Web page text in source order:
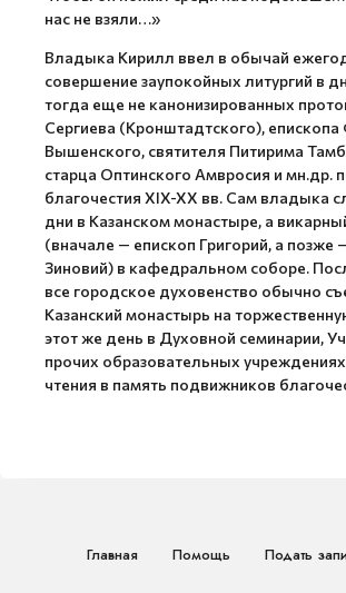
нас не взяли…»
Владыка Кирилл ввел в обычай
совершение заупокойных литургий в
тогда еще не канонизированных
Сергиева (Кронштадтского),
Вышенского, святителя Питирима
старца Оптинского Амвросия и мн.др.
благочестия XIX-XX вв. Сам владыка
дни в Казанском монастыре, а
(вначале — епископ Григорий, а позже
Зиновий) в кафедральном соборе.
все городское духовенство обычно
Казанский монастырь на
этот же день в Духовной семинарии,
прочих образовательных учреждениях
чтения в память подвижников
Главная Помощь Подать